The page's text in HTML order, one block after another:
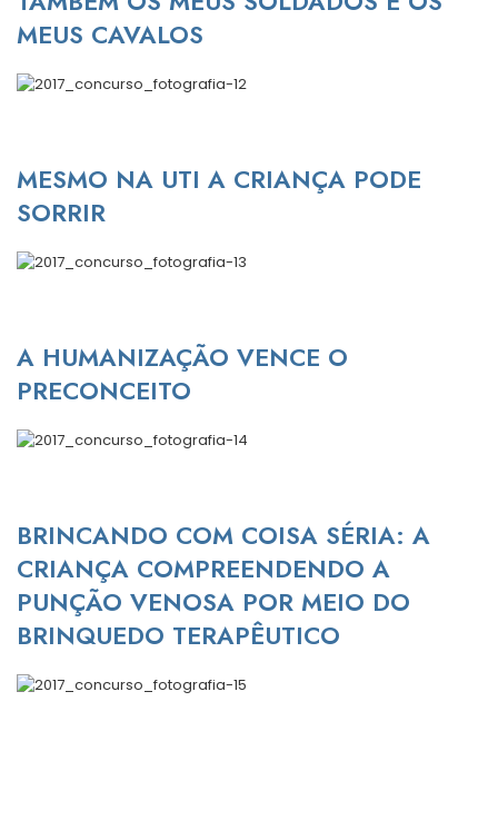
MEUS CAVALOS
MESMO NA UTI A CRIANÇA PODE
SORRIR
A HUMANIZAÇÃO VENCE O
PRECONCEITO
BRINCANDO COM COISA SÉRIA: A
CRIANÇA COMPREENDENDO A
PUNÇÃO VENOSA POR MEIO DO
BRINQUEDO TERAPÊUTICO